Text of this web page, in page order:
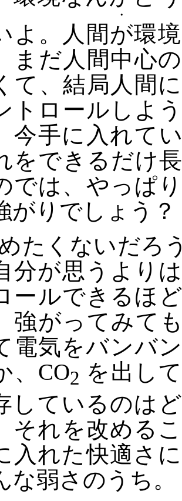
よ。人間が
・
環境
まだ人間中心
て、結局人間
トロールしよ
今手に入れて
をできるだけ
では、やっぱ
がりでしょう？
たくないだろ
分が思うより
ールできるほ
強がってみて
電気をバンバ
、CO2 を出し
しているのは
それを改める
入れた快適さ
な弱さのうち。